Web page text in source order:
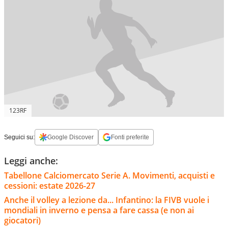
123RF
Seguici su: Google Discover Fonti preferite
Leggi anche:
Tabellone Calciomercato Serie A. Movimenti, acquisti e
cessioni: estate 2026-27
Anche il volley a lezione da... Infantino: la FIVB vuole i
mondiali in inverno e pensa a fare cassa (e non ai
giocatori)